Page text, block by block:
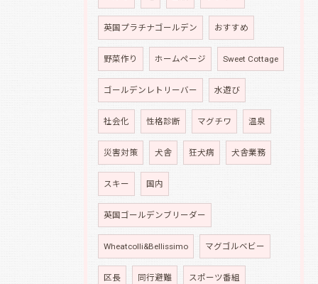
英国プラチナゴールデン おすすめ
野菜作り ホームページ Sweet Cottage
ゴールデンレトリーバー 水遊び
社会化 性格診断 マグチワ 温泉
災害対策 犬舎 狂犬病 犬舎業務
スキー 国内
英国ゴールデンブリーダー
Wheatcolli&Bellissimo マグゴルベビー
区長 同行避難 スポーツ番組